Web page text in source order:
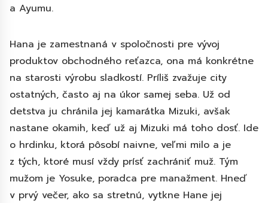
a Ayumu.
Hana je zamestnaná v spoločnosti pre vývoj
produktov obchodného reťazca, ona má konkrétne
na starosti výrobu sladkostí. Príliš zvažuje city
ostatných, často aj na úkor samej seba. Už od
detstva ju chránila jej kamarátka Mizuki, avšak
nastane okamih, keď už aj Mizuki má toho dosť. Ide
o hrdinku, ktorá pôsobí naivne, veľmi milo a je
z tých, ktoré musí vždy prísť zachrániť muž. Tým
mužom je Yosuke, poradca pre manažment. Hneď
v prvý večer, ako sa stretnú, vytkne Hane jej